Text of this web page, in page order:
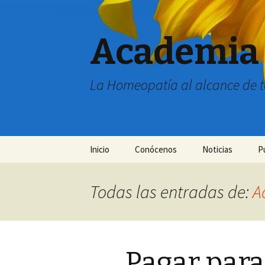
La Homeopatía al alcance de
Inicio Conócenos Noticias
Todas las entradas de: